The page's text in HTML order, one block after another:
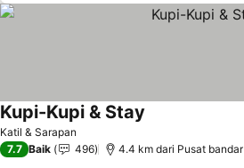
Katil & Sarapan
Kupi-Kupi & Stay
7.7 Baik 496 4.4 km dari Pusat bandar